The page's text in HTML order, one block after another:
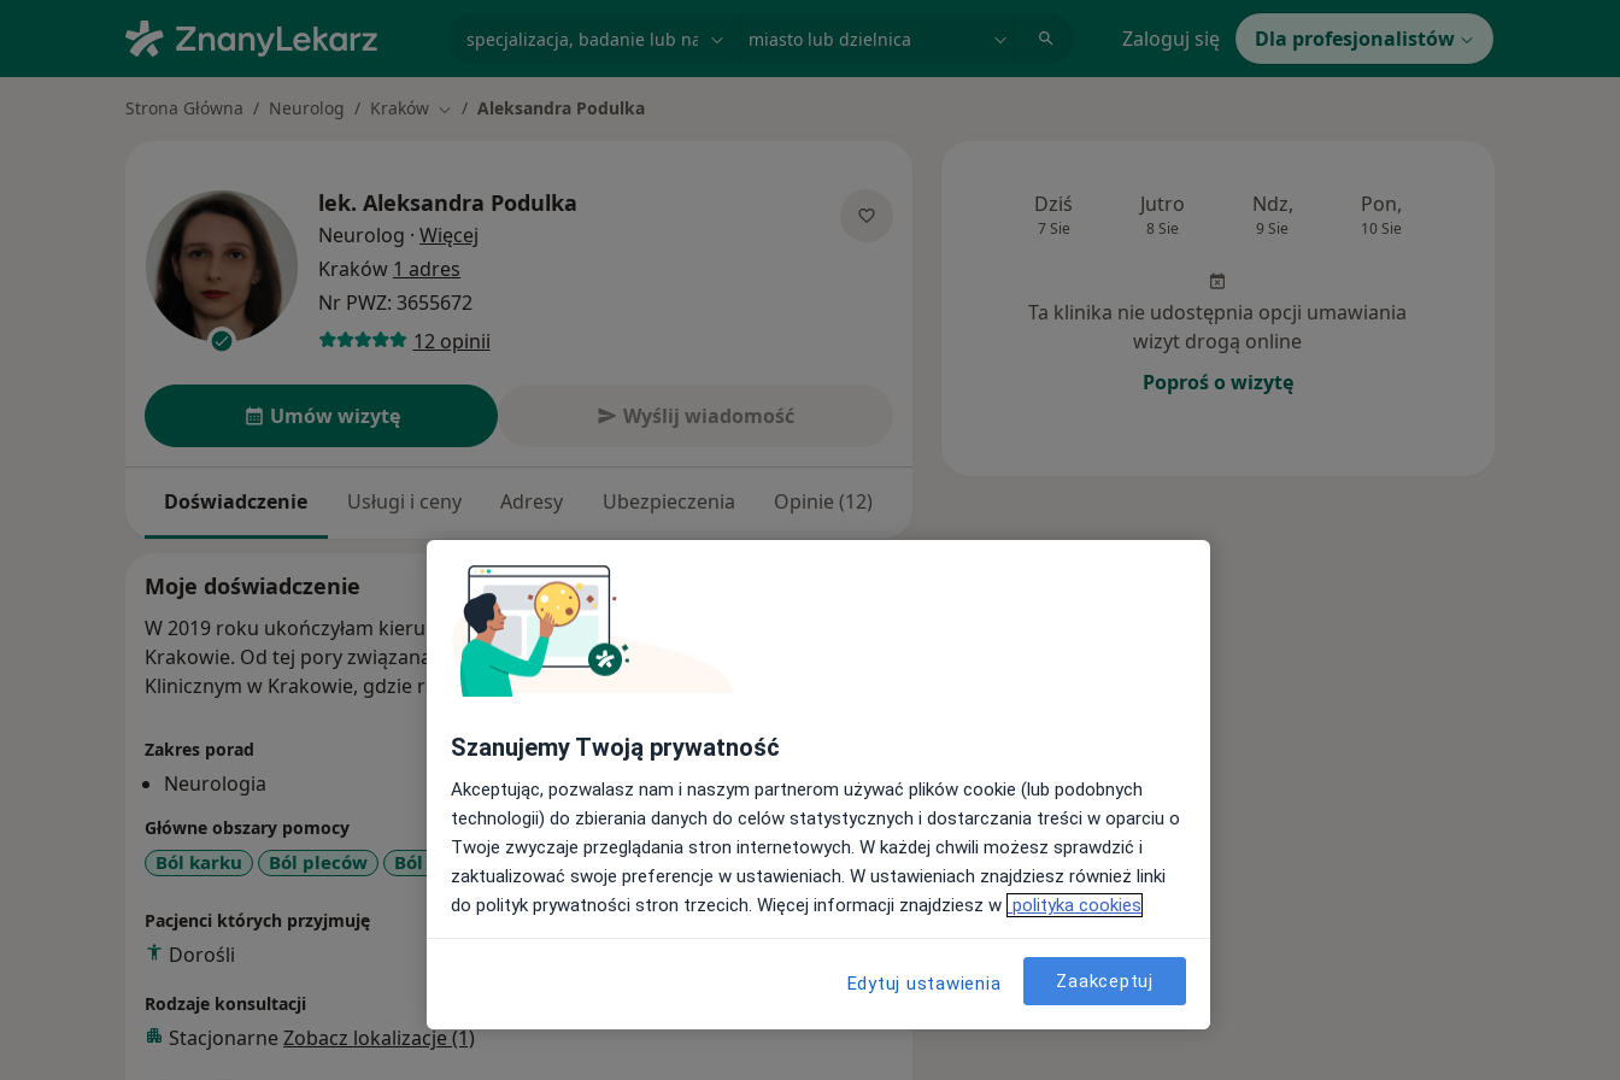
Zaloguj się Dla profesjonalistów
Strona Główna Neurolog Kraków Zmień miasto
Aleksandra Podulka
lek. Aleksandra Podulka
Neurolog · Więcej
Kraków 1 adres
Nr PWZ: 3655672
12 opinii
Umów wizytę Wyślij wiadomość
Doświadczenie Usługi i ceny Adresy Ubezpieczenia Opinie (12)
Moje doświadczenie
W 2019 roku ukończyłam kierunek lekarski na Uniwersytecie Jagiellońskim w
Krakowie. Od tej pory związana jestem zawodowo z 5. Wojskowym Szpitalem
Klinicznym w Krakowie, gdzie realizowałam szkolenie specjalizacyjne z neurologii.
Zakres porad
Neurologia
Główne obszary pomocy
Ból karku Ból pleców Ból twarzy Bóle głowy +55 a11y_sr_more_diseases
Pacjenci których przyjmuję
Dorośli
Rodzaje konsultacji
Stacjonarne Zobacz lokalizacje (1)
Dziś
7 Sie
Jutro
8 Sie
Ndz,
9 Sie
Pon,
10 Sie
Ta klinika nie udostępnia opcji umawiania
wizyt drogą online
Poproś o wizytę
Szanujemy Twoją prywatność
Akceptując, pozwalasz nam i naszym partnerom używać plików cookie (lub podobnych
technologii) do zbierania danych do celów statystycznych i dostarczania treści w oparciu o
Twoje zwyczaje przeglądania stron internetowych. W każdej chwili możesz sprawdzić i
zaktualizować swoje preferencje w ustawieniach. W ustawieniach znajdziesz również linki
do polityk prywatności stron trzecich. Więcej informacji znajdziesz w polityka cookies
Edytuj ustawienia Zaakceptuj